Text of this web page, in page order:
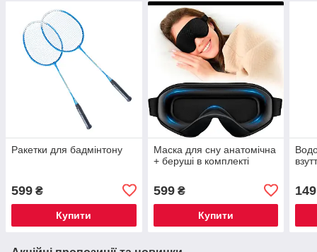
Ракетки для бадмінтону
599 ₴
Купити
Маска для сну анатомічна
+ беруші в комплекті
599₴
Купити
149